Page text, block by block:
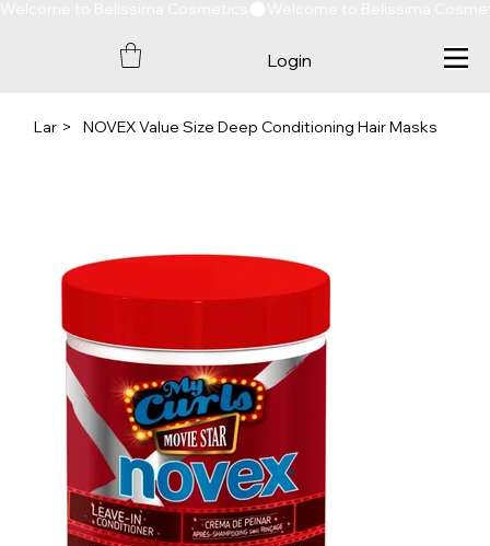
Login
Lar > NOVEX Value Size Deep Conditioning Hair Masks